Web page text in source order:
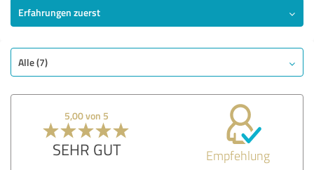
Erfahrungen zuerst
Alle (7)
5,00 von 5
SEHR GUT Empfehlung